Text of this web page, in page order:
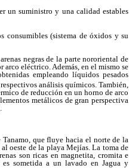
un suministro y una calidad estables
consumibles (sistema de óxidos y su
negras de la parte nororiental de
eléctrico. Además, en el mismo se
empleando líquidos pesados
análisis químicos. También,
de reducción en un horno de arco
metálicos de gran perspectiva
Tanamo, que fluye hacia el norte de la
oeste de la playa Mejías. La toma de
son ricas en magnetita, cromita e
sometida a un lavado en Jagua y